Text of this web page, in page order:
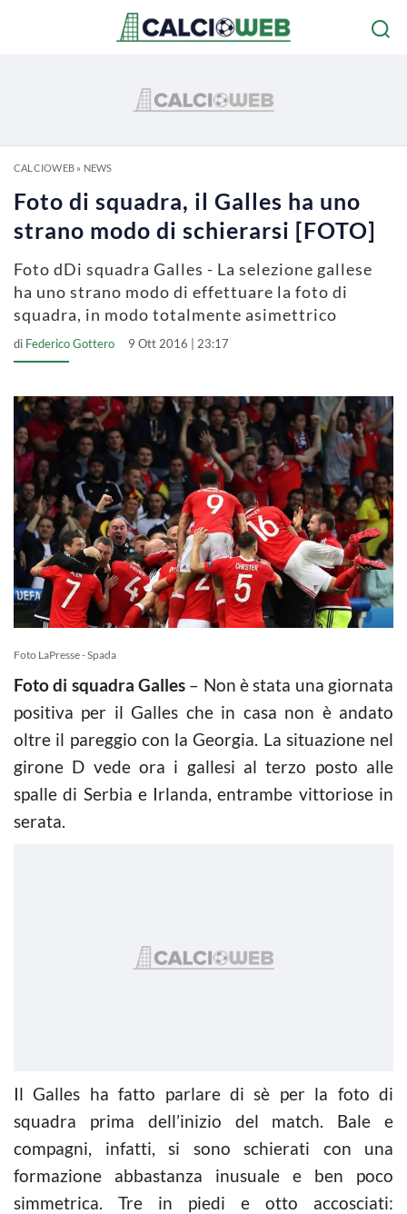
CALCIOWEB» NEWS
Foto di squadra, il Galles ha uno
strano modo di schierarsi [FOTO]
Foto dDi squadra Galles - La selezione gallese
ha uno strano modo di effettuare la foto di
squadra, in modo totalmente asimettrico
di Federico Gottero 9 Ott 2016 | 23:17
Foto LaPresse - Spada
Foto di squadra Galles – Non è stata una giornata
positiva per il Galles che in casa non è andato
oltre il pareggio con la Georgia. La situazione nel
girone D vede ora i gallesi al terzo posto alle
spalle di Serbia e Irlanda, entrambe vittoriose in
serata.
Il Galles ha fatto parlare di sè per la foto di
squadra prima dell’inizio del match. Bale e
compagni, infatti, si sono schierati con una
formazione abbastanza inusuale e ben poco
simmetrica. Tre in piedi e otto accosciati: